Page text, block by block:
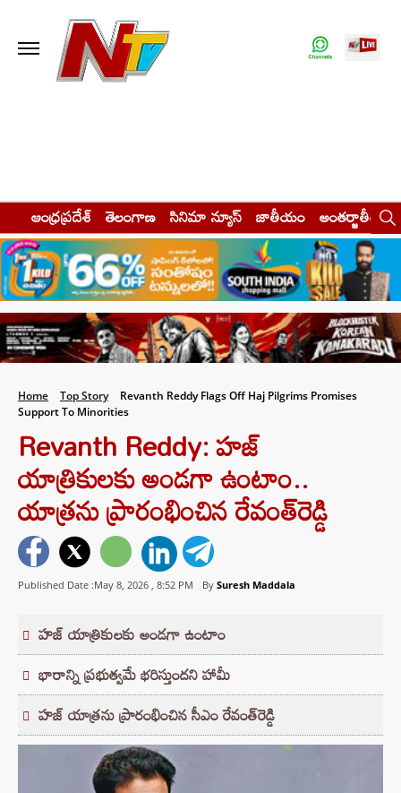
ఆంధ్రప్రదేశ్ తెలంగాణ సినిమా న్యూస్ జాతీయం అంతర్జాతీయం
Home Top Story
Revanth Reddy Flags Off Haj Pilgrims Promises
Support To Minorities
Revanth Reddy: హజ్
యాత్రికులకు అండగా ఉంటాం..
యాత్రను ప్రారంభించిన రేవంత్‌రెడ్డి
Published Date :May 8, 2026 , 8:52 PM By Suresh Maddala
హజ్ యాత్రికులకు అండగా ఉంటాం
భారాన్ని ప్రభుత్వమే భరిస్తుందని హామీ
హజ్ యాత్రను ప్రారంభించిన సీఎం రేవంత్‌రెడ్డి